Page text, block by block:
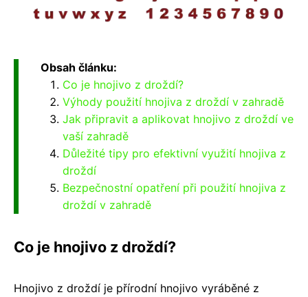
Obsah článku:
Co je hnojivo z droždí?
Výhody použití hnojiva z droždí v zahradě
Jak připravit a aplikovat hnojivo z droždí ve
vaší zahradě
Důležité tipy pro efektivní využití hnojiva z
droždí
Bezpečnostní opatření při použití hnojiva z
droždí v zahradě
Co je hnojivo z droždí?
Hnojivo z droždí je přírodní hnojivo vyráběné z